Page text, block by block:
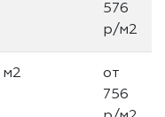
576
р/м2
м2
от
756